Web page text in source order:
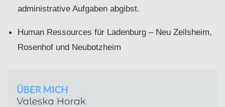
administrative Aufgaben abgibst.
Human Ressources für Ladenburg – Neu Zeilsheim,
Rosenhof und Neubotzheim